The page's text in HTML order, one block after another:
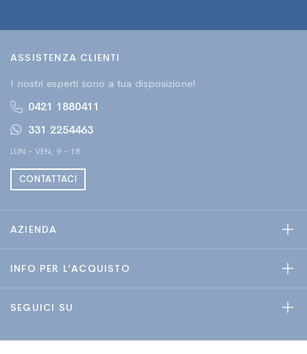
ASSISTENZA CLIENTI
I nostri esperti sono a tua disposizione!
0421 1880411
331 2254463
LUN - VEN, 9 - 18
CONTATTACI
AZIENDA
INFO PER L’ACQUISTO
SEGUICI SU